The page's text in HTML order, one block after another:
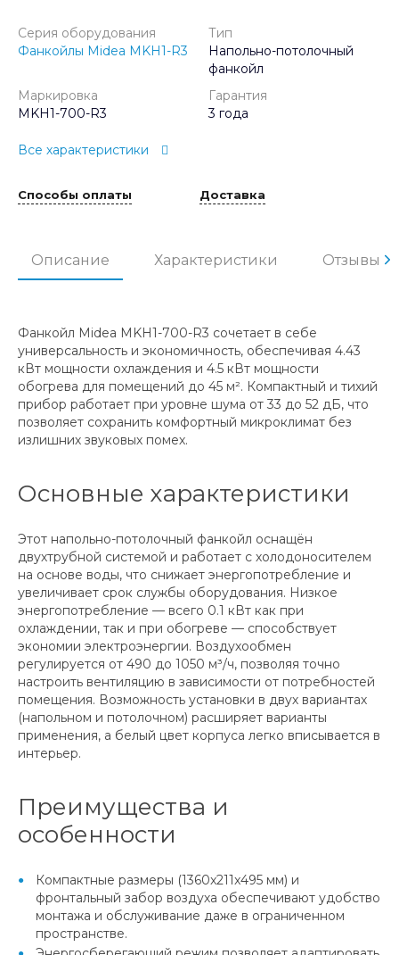
Серия оборудования
Фанкойлы Midea MKH1-R3
Тип
Напольно-потолочный
фанкойл
Маркировка
MKH1-700-R3
Гарантия
3 года
Все характеристики
Способы оплаты Доставка
Описание Характеристики Отзывы
Фанкойл Midea MKH1-700-R3 сочетает в себе
универсальность и экономичность, обеспечивая 4.43
кВт мощности охлаждения и 4.5 кВт мощности
обогрева для помещений до 45 м². Компактный и тихий
прибор работает при уровне шума от 33 до 52 дБ, что
позволяет сохранить комфортный микроклимат без
излишних звуковых помех.
Основные характеристики
Этот напольно-потолочный фанкойл оснащён
двухтрубной системой и работает с холодоносителем
на основе воды, что снижает энергопотребление и
увеличивает срок службы оборудования. Низкое
энергопотребление — всего 0.1 кВт как при
охлаждении, так и при обогреве — способствует
экономии электроэнергии. Воздухообмен
регулируется от 490 до 1050 м³/ч, позволяя точно
настроить вентиляцию в зависимости от потребностей
помещения. Возможность установки в двух вариантах
(напольном и потолочном) расширяет варианты
применения, а белый цвет корпуса легко вписывается в
интерьер.
Преимущества и
особенности
Компактные размеры (1360x211x495 мм) и
фронтальный забор воздуха обеспечивают удобство
монтажа и обслуживание даже в ограниченном
пространстве.